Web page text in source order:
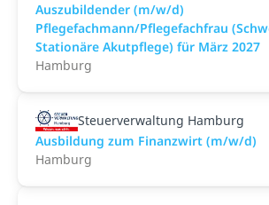
Auszubildender (m/w/d)
Pflegefachmann/Pflegefachfrau
Stationäre Akutpflege) für März 2027
Hamburg
Steuerverwaltung Hamburg
Ausbildung zum Finanzwirt (m/w/d)
Hamburg